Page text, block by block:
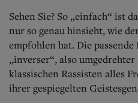
Sehen Sie? So „einfach“ ist
nur so genau hinsieht, wie
empfohlen hat. Die
„inverser“, also
klassischen Rassisten alles
ihrer gespiegelten